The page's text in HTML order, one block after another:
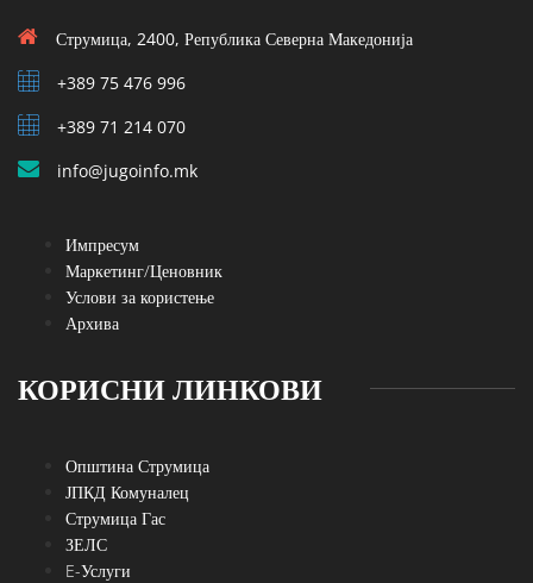
Струмица, 2400, Република Северна Македонија
+389 75 476 996
+389 71 214 070
info@jugoinfo.mk
Импресум
Маркетинг/Ценовник
Услови за користење
Архива
КОРИСНИ ЛИНКОВИ
Општина Струмица
ЈПКД Комуналец
Струмица Гас
ЗЕЛС
E-Услуги